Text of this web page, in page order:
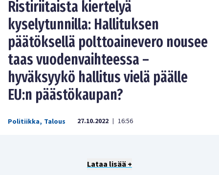
Ristiriitaista kiertelyä
kyselytunnilla: Hallituksen
päätöksellä polttoainevero nousee
taas vuodenvaihteessa –
hyväksyykö hallitus vielä päälle
EU:n päästökaupan?
Politiikka, Talous 27.10.2022 | 16:56
Lataa lisää +